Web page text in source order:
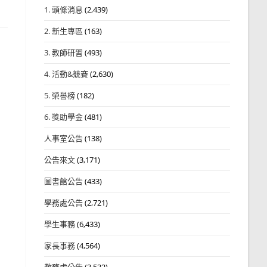
1. 頭條消息 (2,439)
2. 新生專區 (163)
3. 教師研習 (493)
4. 活動&競賽(2,630)
5. 榮譽榜(182)
6. 獎助學金(481)
人事室公告(138)
公告來文(3,171)
圖書館公告(433)
學務處公告(2,721)
學生事務(6,433)
家長事務(4,564)